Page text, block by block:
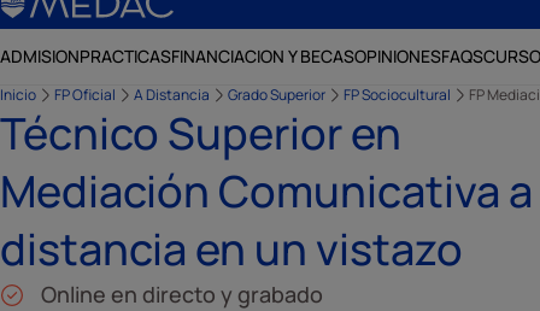
ADMISIONPRACTICASFINANCIACION Y BECASOPINIONESFAQS
Inicio FP Oficial A Distancia Grado Superior FP Sociocultural FP
Técnico Superior en
Mediación Comunicativa a
distancia en un vistazo
Online en directo y grabado